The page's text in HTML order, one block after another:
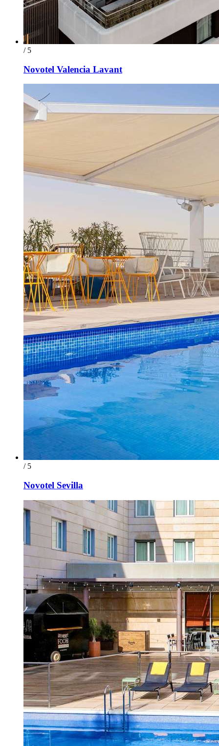
/ 5
Novotel Valencia Lavant
/ 5
Novotel Sevilla